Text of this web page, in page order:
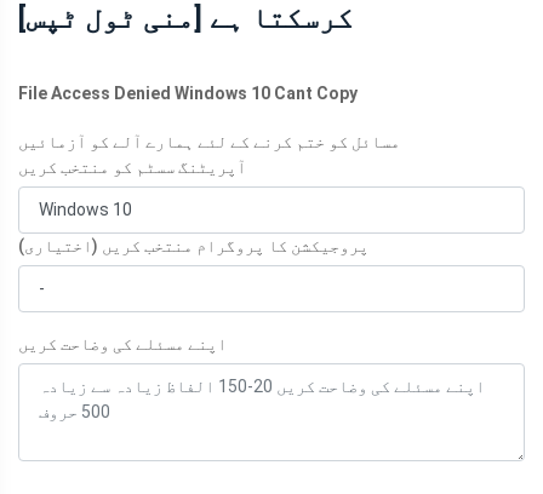
کرسکتا ہے [منی ٹول ٹپس]
File Access Denied Windows 10 Cant Copy
مسائل کو ختم کرنے کے لئے ہمارے آلے کو آزمائیں
آپریٹنگ سسٹم کو منتخب کریں
پروجیکشن کا پروگرام منتخب کریں (اختیاری)
اپنے مسئلے کی وضاحت کریں